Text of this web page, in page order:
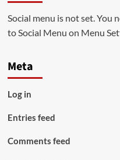
Social menu is not set. You
to Social Menu on Menu
Meta
Log in
Entries feed
Comments feed